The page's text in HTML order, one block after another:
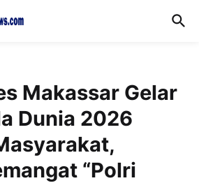
Makassar Gelar
Dunia 2026
“Polri